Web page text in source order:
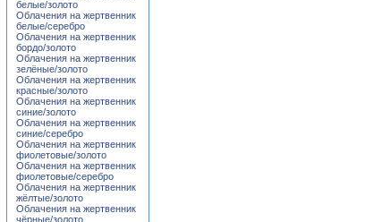
белые/золото
Облачения на жертвенник
белые/серебро
Облачения на жертвенник
бордо/золото
Облачения на жертвенник
зелёные/золото
Облачения на жертвенник
красные/золото
Облачения на жертвенник
синие/золото
Облачения на жертвенник
синие/серебро
Облачения на жертвенник
фиолетовые/золото
Облачения на жертвенник
фиолетовые/серебро
Облачения на жертвенник
жёлтые/золото
Облачения на жертвенник
чёрные/золото